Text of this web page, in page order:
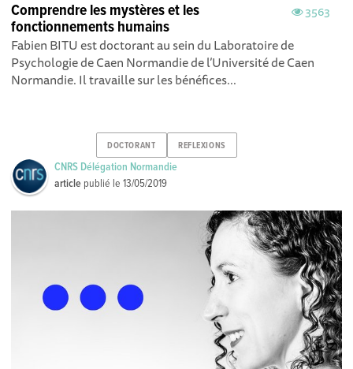
3563
Comprendre les mystères et les
fonctionnements humains
Fabien BITU est doctorant au sein du Laboratoire de
Psychologie de Caen Normandie de l’Université de Caen
Normandie. Il travaille sur les bénéfices...
DOCTORANT REFLEXIONS
CNRS Délégation Normandie
article publié le13/05/2019